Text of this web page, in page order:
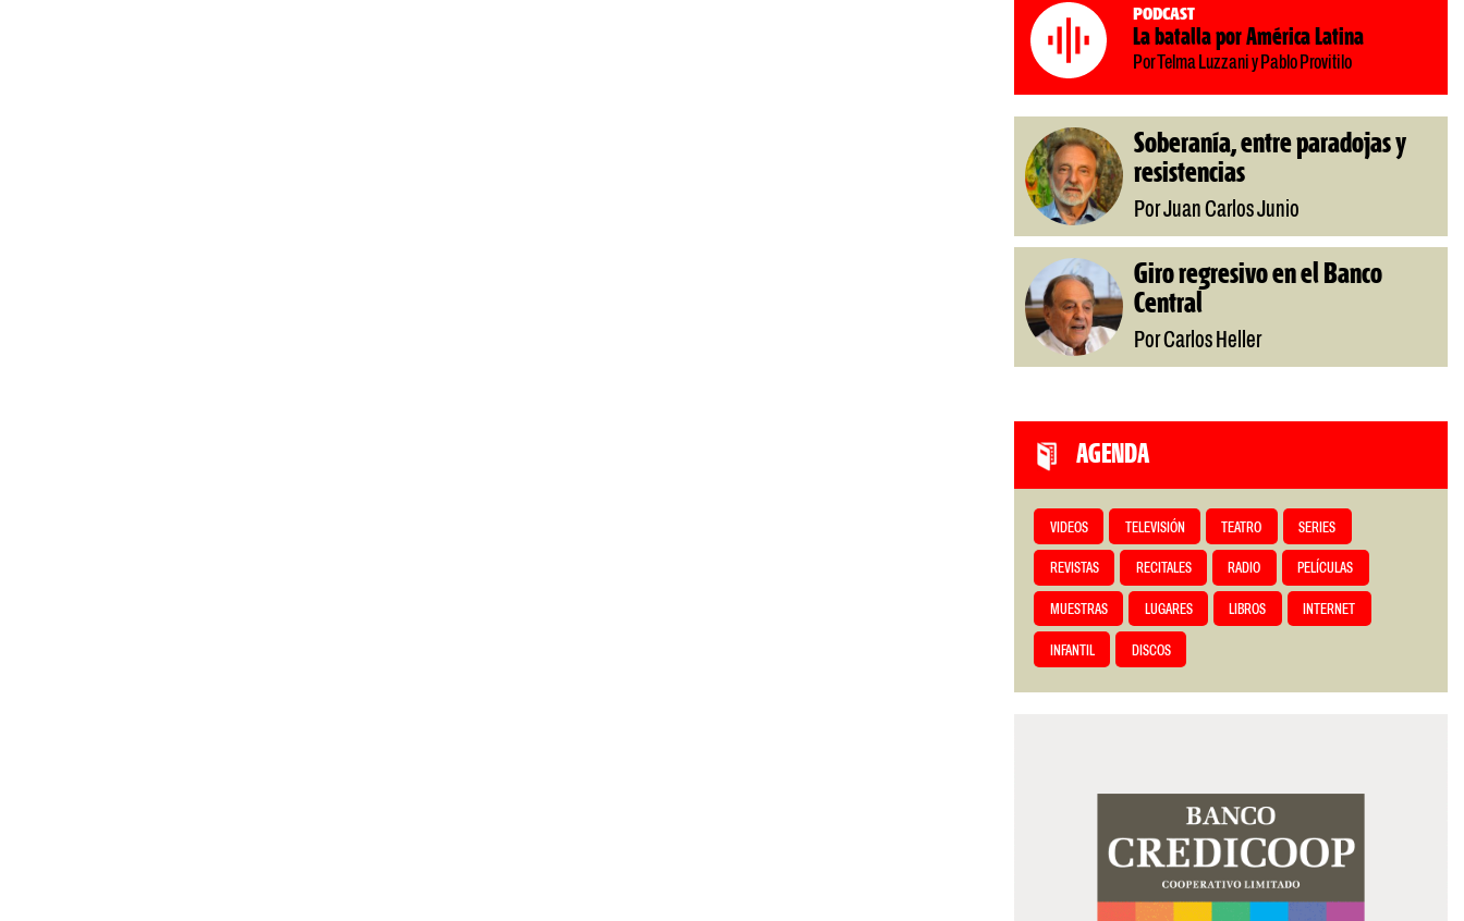
Podcast
La batalla por América Latina
Por Telma Luzzani y Pablo Provitilo
Soberanía, entre paradojas y
resistencias
Por Juan Carlos Junio
Giro regresivo en el Banco
Central
Por Carlos Heller
AGENDA
VIDEOS TELEVISIÓN TEATRO SERIES
REVISTAS RECITALES RADIO PELÍCULAS
MUESTRAS LUGARES LIBROS INTERNET
INFANTIL DISCOS